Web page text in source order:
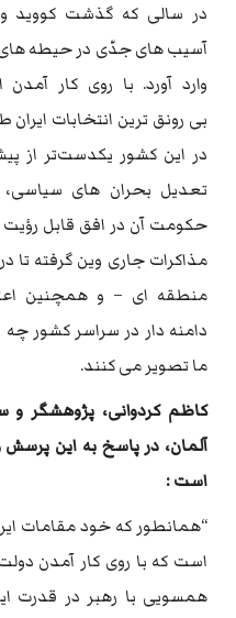
در سالی که گذشت کووید
آسیب های جدّی در حیطه های
وارد آورد. با روی کار
بی رونق ترین انتخابات
در این کشور یکدست‌تر از
تعدیل بحران های
حکومت آن در افق قابل رؤیت
مذاکرات جاری وین گرفته
منطقه ای – و همچنین
دامنه دار در سراسر کشور
ما تصویر می کنند.
کاظم کردوانی، پژوهشگر و
آلمان، در پاسخ به این
است :
“همانطور که خود مقامات
است که با روی کار آمدن
همسویی با رهبر در قدرت